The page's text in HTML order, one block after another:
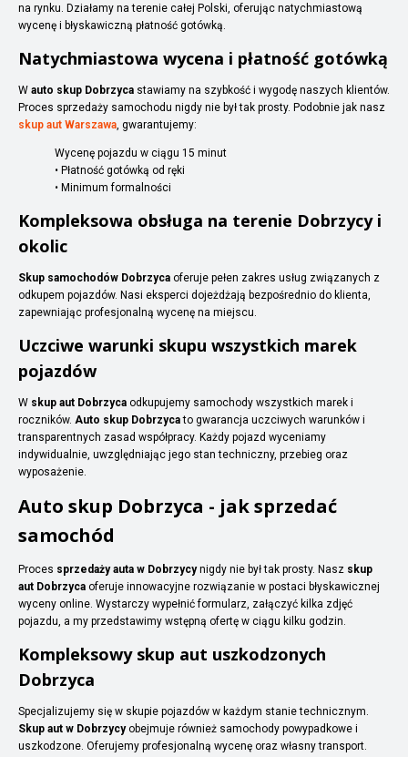
na rynku. Działamy na terenie całej Polski, oferując natychmiastową
wycenę i błyskawiczną płatność gotówką.
Natychmiastowa wycena i płatność gotówką
W auto skup Dobrzyca stawiamy na szybkość i wygodę naszych klientów.
Proces sprzedaży samochodu nigdy nie był tak prosty. Podobnie jak nasz
skup aut Warszawa, gwarantujemy:
Wycenę pojazdu w ciągu 15 minut
• Płatność gotówką od ręki
• Minimum formalności
Kompleksowa obsługa na terenie Dobrzycy i
okolic
Skup samochodów Dobrzyca oferuje pełen zakres usług związanych z
odkupem pojazdów. Nasi eksperci dojeżdżają bezpośrednio do klienta,
zapewniając profesjonalną wycenę na miejscu.
Uczciwe warunki skupu wszystkich marek
pojazdów
W skup aut Dobrzyca odkupujemy samochody wszystkich marek i
roczników. Auto skup Dobrzycato gwarancja uczciwych warunków i
transparentnych zasad współpracy. Każdy pojazd wyceniamy
indywidualnie, uwzględniając jego stan techniczny, przebieg oraz
wyposażenie.
Auto skup Dobrzyca - jak sprzedać
samochód
Proces sprzedaży auta w Dobrzycynigdy nie był tak prosty. Nasz skup
aut Dobrzyca oferuje innowacyjne rozwiązanie w postaci błyskawicznej
wyceny online. Wystarczy wypełnić formularz, załączyć kilka zdjęć
pojazdu, a my przedstawimy wstępną ofertę w ciągu kilku godzin.
Kompleksowy skup aut uszkodzonych
Dobrzyca
Specjalizujemy się w skupie pojazdów w każdym stanie technicznym.
Skup aut w Dobrzycyobejmuje również samochody powypadkowe i
uszkodzone. Oferujemy profesjonalną wycenę oraz własny transport.